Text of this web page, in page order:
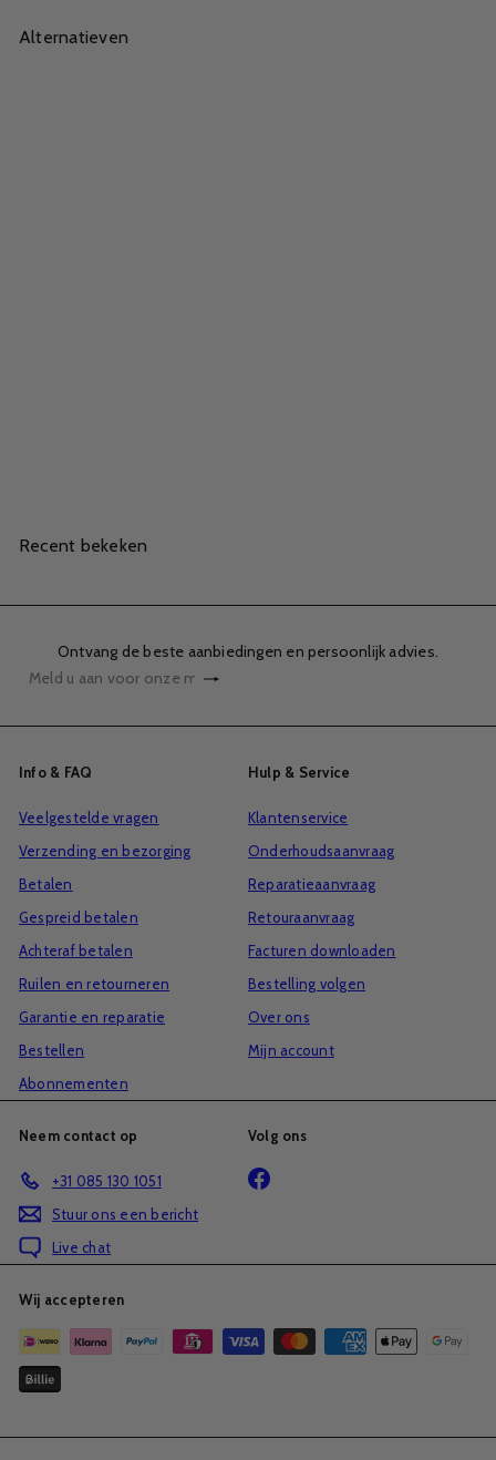
Alternatieven
Recent bekeken
Ontvang de beste aanbiedingen en persoonlijk advies.
Abonneren
Meld
voor
mailinglijst
Info & FAQ
Veelgestelde vragen
Verzending en bezorging
Betalen
Gespreid betalen
Achteraf betalen
Ruilen en retourneren
Garantie en reparatie
Bestellen
Abonnementen
Hulp & Service
Klantenservice
Onderhoudsaanvraag
Reparatieaanvraag
Retouraanvraag
Facturen downloaden
Bestelling volgen
Over ons
Mijn account
Neem contact op
+31 085 130 1051
Stuur ons een bericht
Live chat
Volg ons
Facebook
Wij accepteren